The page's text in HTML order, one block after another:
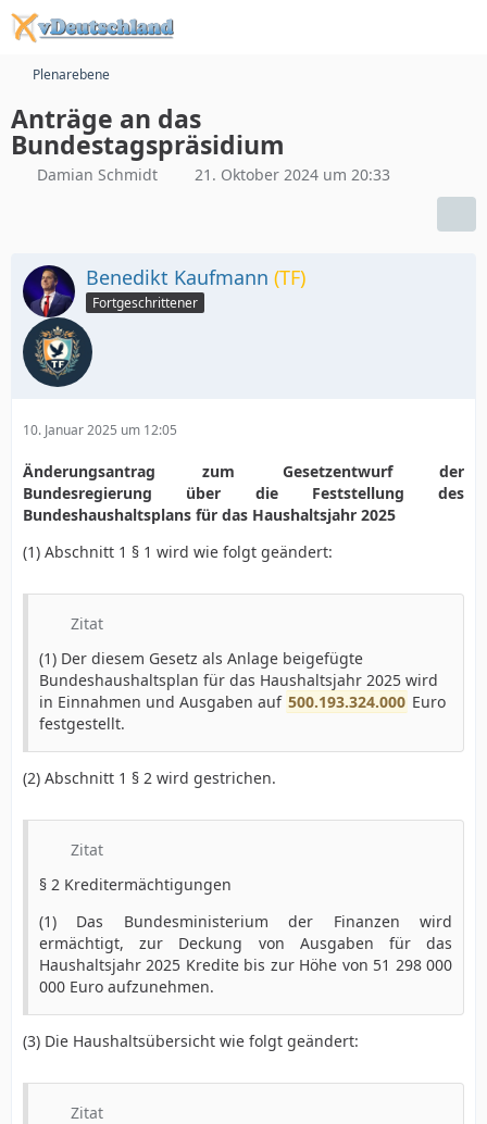
Plenarebene
Anträge an das
Bundestagspräsidium
Damian Schmidt 21. Oktober 2024 um 20:33
Benedikt Kaufmann (TF)
Fortgeschrittener
10. Januar 2025 um 12:05
Änderungsantrag zum Gesetzentwurf der
Bundesregierung über die Feststellung des
Bundeshaushaltsplans für das Haushaltsjahr 2025
(1) Abschnitt 1 § 1 wird wie folgt geändert:
Zitat
(1) Der diesem Gesetz als Anlage beigefügte
Bundeshaushaltsplan für das Haushaltsjahr 2025 wird
in Einnahmen und Ausgaben auf 500.193.324.000 Euro
festgestellt.
(2) Abschnitt 1 § 2 wird gestrichen.
Zitat
§ 2 Kreditermächtigungen
(1) Das Bundesministerium der Finanzen wird
ermächtigt, zur Deckung von Ausgaben für das
Haushaltsjahr 2025 Kredite bis zur Höhe von 51 298 000
000 Euro aufzunehmen.
(3) Die Haushaltsübersicht wie folgt geändert:
Zitat